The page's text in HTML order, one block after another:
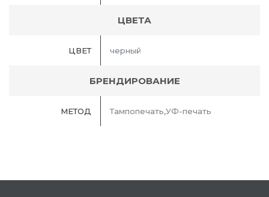
ЦВЕТА
ЦВЕТ черный
БРЕНДИРОВАНИЕ
МЕТОД Тампопечать,УФ-печать